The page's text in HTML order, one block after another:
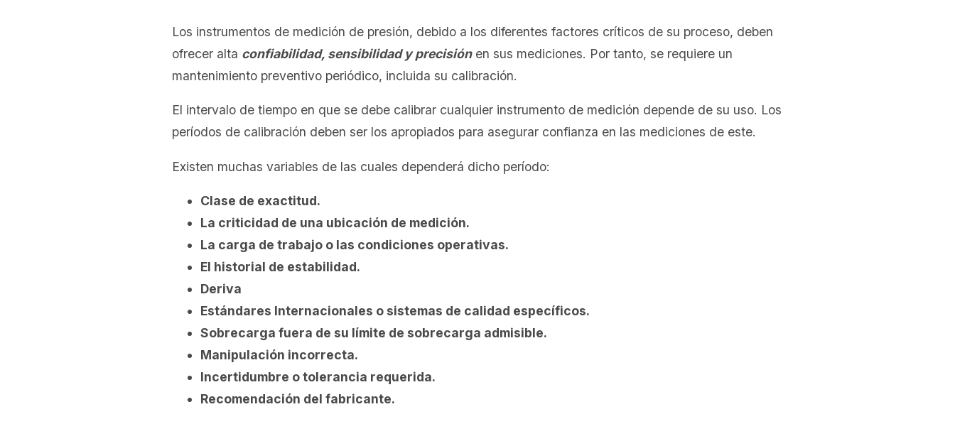
Los instrumentos de medición de presión, debido a los diferentes factores críticos de su proceso, deben
ofrecer alta confiabilidad, sensibilidad y precisiónen sus mediciones. Por tanto, se requiere un
mantenimiento preventivo periódico, incluida su calibración.
El intervalo de tiempo en que se debe calibrar cualquier instrumento de medición depende de su uso. Los
períodos de calibración deben ser los apropiados para asegurar confianza en las mediciones de este.
Existen muchas variables de las cuales dependerá dicho período:
Clase de exactitud.
La criticidad de una ubicación de medición.
La carga de trabajo o las condiciones operativas.
El historial de estabilidad.
Deriva
Estándares Internacionales o sistemas de calidad específicos.
Sobrecarga fuera de su límite de sobrecarga admisible.
Manipulación incorrecta.
Incertidumbre o tolerancia requerida.
Recomendación del fabricante.